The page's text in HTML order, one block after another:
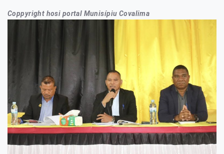
Coppyright hosi portal Munisípiu Covalima